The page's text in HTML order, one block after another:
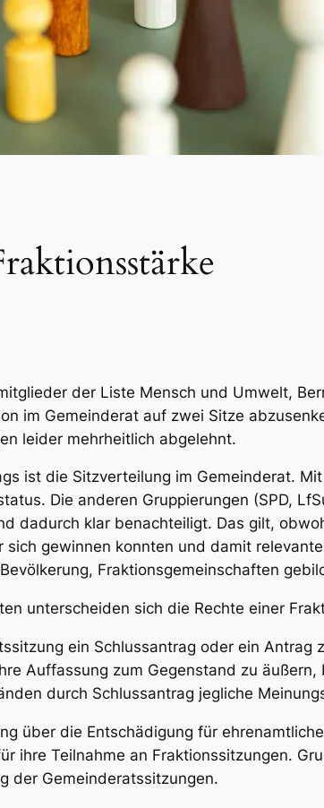
der Liste Mensch und Umwelt,
im Gemeinderat auf zwei Sitze
leider mehrheitlich abgelehnt.
ist die Sitzverteilung im Gemeinderat.
Die anderen Gruppierungen (SPD,
dadurch klar benachteiligt. Das gilt,
sich gewinnen konnten und damit
Fraktionsgemeinschaften
unterscheiden sich die Rechte einer
ein Schlussantrag oder ein
Auffassung zum Gegenstand zu
durch Schlussantrag jegliche
über die Entschädigung für
ihre Teilnahme an Fraktionssitzungen.
der Gemeinderatssitzungen.